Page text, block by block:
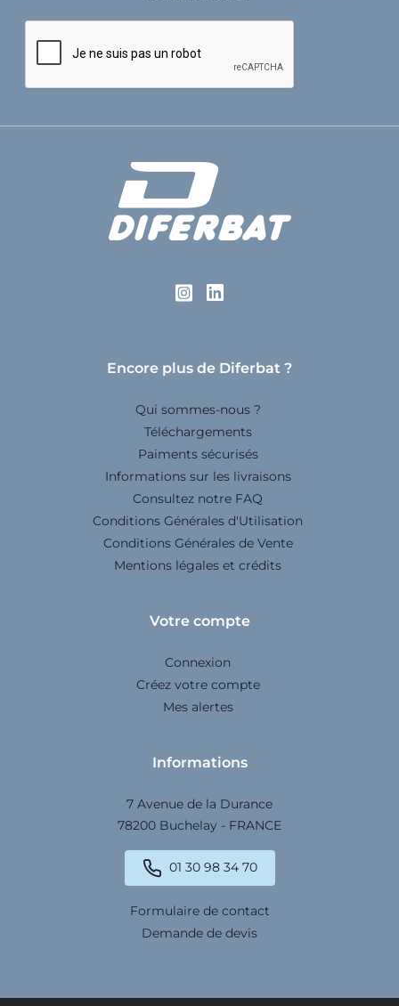
Encore plus de Diferbat ?
Qui sommes-nous ?
Téléchargements
Paiments sécurisés
Informations sur les livraisons
Consultez notre FAQ
Conditions Générales d'Utilisation
Conditions Générales de Vente
Mentions légales et crédits
Votre compte
Connexion
Créez votre compte
Mes alertes
Informations
7 Avenue de la Durance
78200 Buchelay - FRANCE
01 30 98 34 70
Formulaire de contact
Demande de devis